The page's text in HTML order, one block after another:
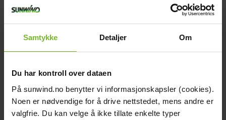
Samtykke Detaljer Om
Du har kontroll over dataen
På sunwind.no benytter vi informasjonskapsler (cookies).
Noen er nødvendige for å drive nettstedet, mens andre er
valgfrie. Du kan velge å ikke tillate enkelte typer
359,-
Köp fler få 15%